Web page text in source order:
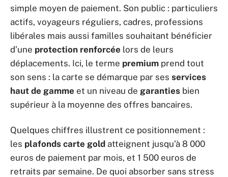
simple moyen de paiement. Son public : particuliers
actifs, voyageurs réguliers, cadres, professions
libérales mais aussi familles souhaitant bénéficier
d’une protection renforcée lors de leurs
déplacements. Ici, le terme premium prend tout
son sens : la carte se démarque par ses services
haut de gamme et un niveau de garanties bien
supérieur à la moyenne des offres bancaires.
Quelques chiffres illustrent ce positionnement :
les plafonds carte gold atteignent jusqu’à 8 000
euros de paiement par mois, et 1 500 euros de
retraits par semaine. De quoi absorber sans stress